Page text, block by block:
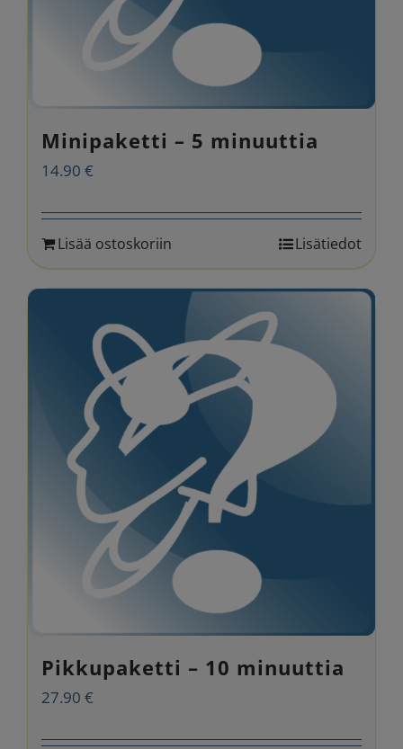
Minipaketti – 5 minuuttia
14.90 €
Lisää ostoskoriin Lisätiedot
Pikkupaketti – 10 minuuttia
27.90 €